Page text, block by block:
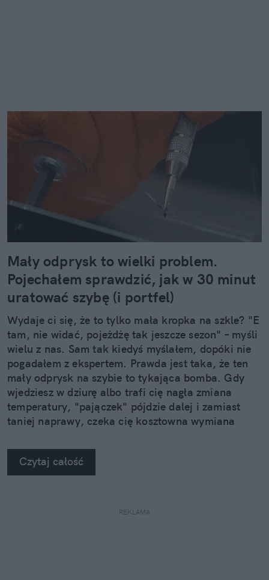
Mały odprysk to wielki problem.
Pojechałem sprawdzić, jak w 30 minut
uratować szybę (i portfel)
Wydaje ci się, że to tylko mała kropka na szkle? "E
tam, nie widać, pojeżdżę tak jeszcze sezon" – myśli
wielu z nas. Sam tak kiedyś myślałem, dopóki nie
pogadałem z ekspertem. Prawda jest taka, że ten
mały odprysk na szybie to tykająca bomba. Gdy
wjedziesz w dziurę albo trafi cię nagła zmiana
temperatury, "pajączek" pójdzie dalej i zamiast
taniej naprawy, czeka cię kosztowna wymiana
na własne oczy zobaczyć, jak profesjonaliści radzą
sobie z takimi uszkodzeniami.
Czytaj całość
REKLAMA